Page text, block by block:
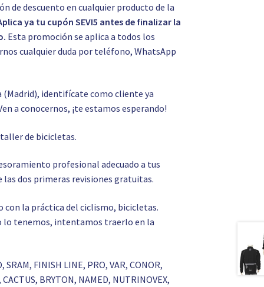
de descuento en cualquier producto de la
ya tu cupón SEVI5 antes de finalizar la
Esta promoción se aplica a todos los
cualquier duda por teléfono, WhatsApp
(Madrid), identifícate como cliente ya
a conocernos, ¡te estamos esperando!
taller de bicicletas.
profesional adecuado a tus
las dos primeras revisiones gratuitas.
la práctica del ciclismo, bicicletas.
lo tenemos, intentamos traerlo en la
FINISH LINE, PRO, VAR, CONOR,
BRYTON, NAMED, NUTRINOVEX,